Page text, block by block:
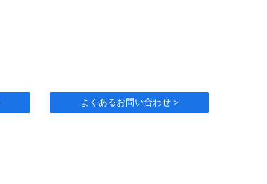
よくあるお問い合わせ >